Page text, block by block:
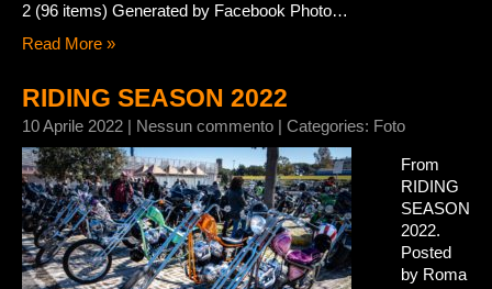
2 (96 items) Generated by Facebook Photo…
Read More »
RIDING SEASON 2022
10 Aprile 2022 | Nessun commento | Categories: Foto
From
RIDING
SEASON
2022.
Posted
by Roma